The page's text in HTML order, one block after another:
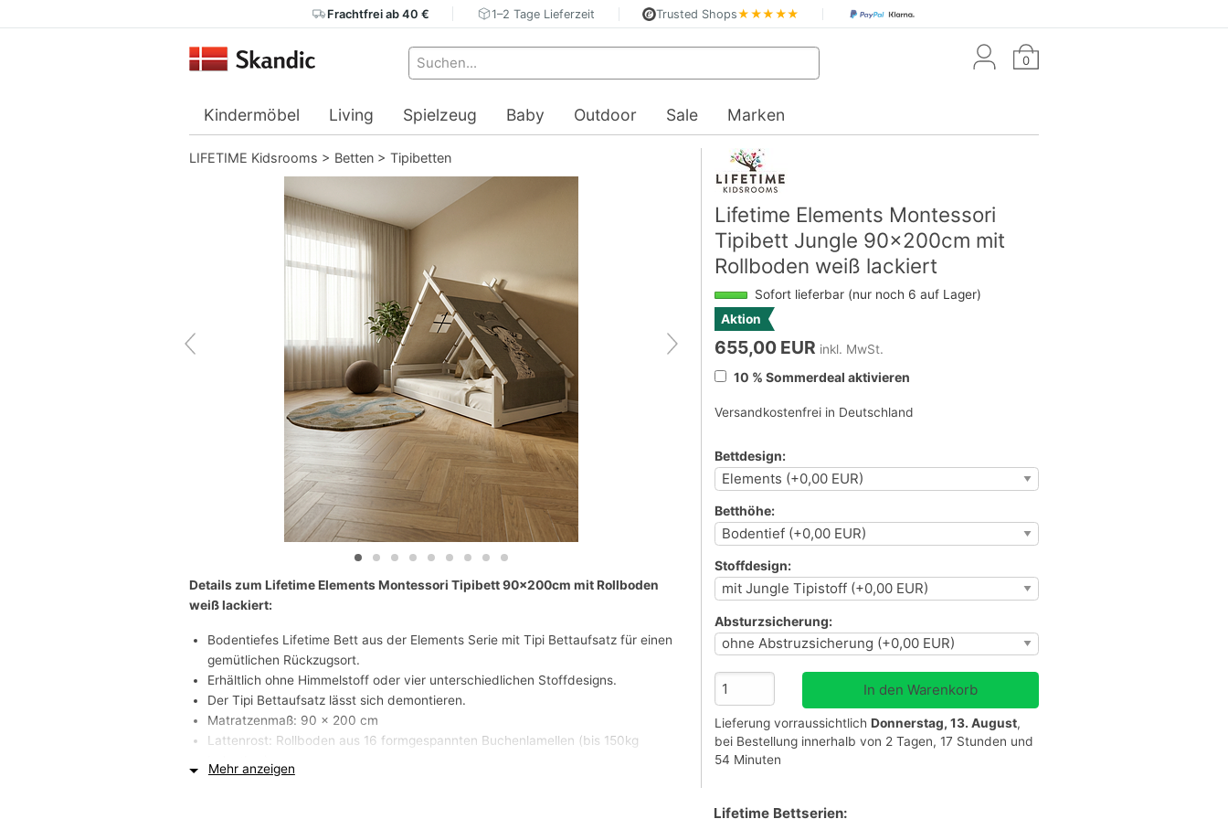
Frachtfrei ab 40 € 1–2 Tage Lieferzeit Trusted Shops★★★★★
0
Kindermöbel Living Spielzeug Baby Outdoor Sale Marken
LIFETIME Kidsrooms > Betten > Tipibetten
Lifetime Elements Montessori
Tipibett Jungle 90x200cm mit
Rollboden weiß lackiert
Sofort lieferbar (nur noch 6 auf Lager)
Aktion
655,00 EUR inkl. MwSt.
10 % Sommerdeal aktivieren
Versandkostenfrei in Deutschland
Bettdesign:
Betthöhe:
Stoffdesign:
Absturzsicherung:
Lieferung vorraussichtlich Donnerstag, 13. August,
bei Bestellung innerhalb von 2 Tagen, 17 Stunden und
54 Minuten
Lifetime Bettserien:
Details zum Lifetime Elements Montessori Tipibett 90x200cm mit Rollboden
weiß lackiert:
Bodentiefes Lifetime Bett aus der Elements Serie mit Tipi Bettaufsatz für einen
gemütlichen Rückzugsort.
Erhältlich ohne Himmelstoff oder vier unterschiedlichen Stoffdesigns.
Der Tipi Bettaufsatz lässt sich demontieren.
Matratzenmaß: 90 x 200 cm
Lattenrost: Rollboden aus 16 formgespannten Buchenlamellen (bis 150kg
Material: Kiefer massiv
Mehr anzeigen